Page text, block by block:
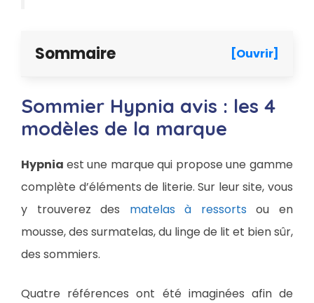
Sommaire [Ouvrir]
Sommier Hypnia avis : les 4
modèles de la marque
Hypnia est une marque qui propose une gamme
complète d’éléments de literie. Sur leur site, vous
y trouverez des matelas à ressortsou en
mousse, des surmatelas, du linge de lit et bien sûr,
des sommiers.
Quatre références ont été imaginées afin de